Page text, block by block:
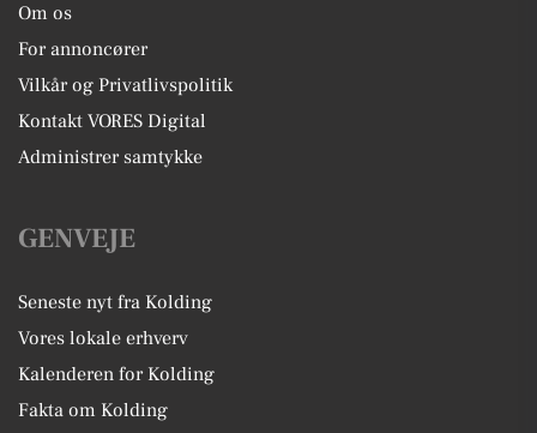
Om os
For annoncører
Vilkår og Privatlivspolitik
Kontakt VORES Digital
Administrer samtykke
GENVEJE
Seneste nyt fra Kolding
Vores lokale erhverv
Kalenderen for Kolding
Fakta om Kolding